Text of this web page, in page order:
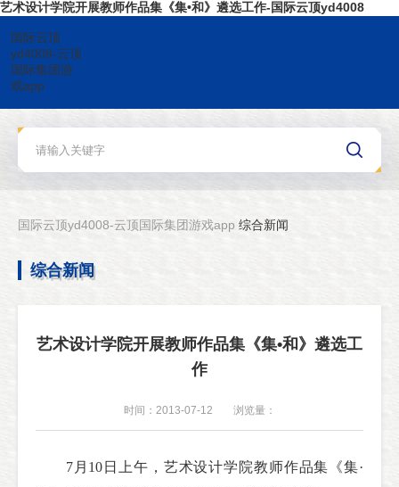
艺术设计学院开展教师作品集《集•和》遴选工作-国际云顶yd4008
国际云顶
yd4008-云顶
国际集团游
戏app
国际云顶yd4008-云顶国际集团游戏app 综合新闻
综合新闻
艺术设计学院开展教师作品集《集•和》遴选工
作
时间：2013-07-12 浏览量：
7月10日上午，艺术设计学院教师作品集《集·